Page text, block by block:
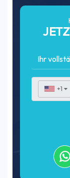
+1 ▼